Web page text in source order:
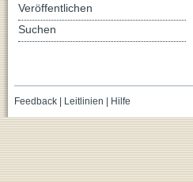
Veröffentlichen
Suchen
Feedback| Leitlinien | Hilfe